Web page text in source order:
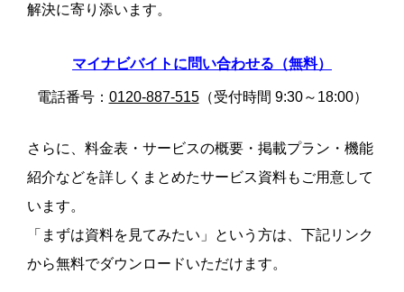
解決に寄り添います。
マイナビバイトに問い合わせる（無料）
電話番号： 0120-887-515（受付時間 9:30～18:00）
さらに、料金表・サービスの概要・掲載プラン・機能
紹介などを詳しくまとめたサービス資料もご用意して
います。
「まずは資料を見てみたい」という方は、下記リンク
から無料でダウンロードいただけます。